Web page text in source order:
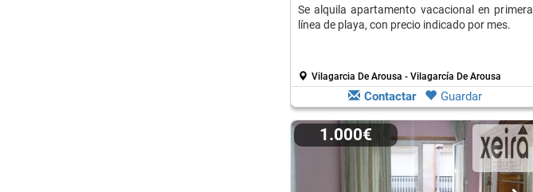
Se alquila apartamento vacacional en primera
línea de playa, con precio indicado por mes.
Vilagarcia De Arousa - Vilagarcía De Arousa
Contactar Guardar
1.000€